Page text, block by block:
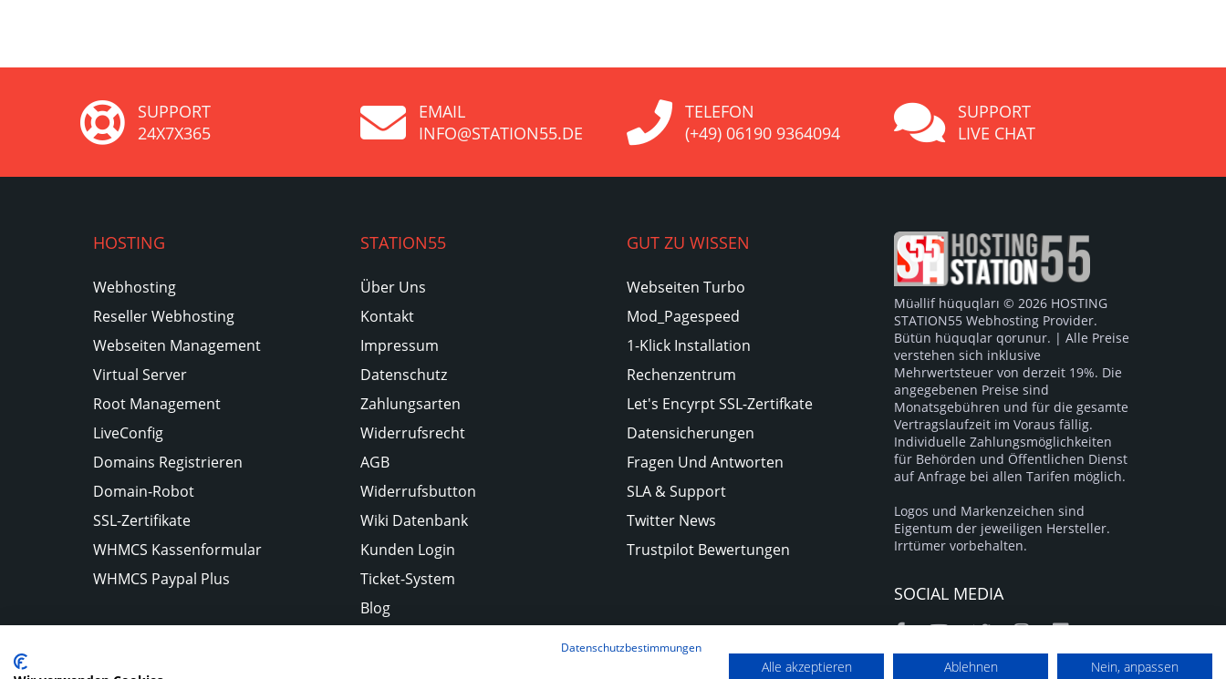
SUPPORT
24X7X365
EMAIL
INFO@STATION55.DE
TELEFON
(+49) 06190 9364094
SUPPORT
LIVE CHAT
HOSTING
Webhosting
Reseller Webhosting
Webseiten Management
Virtual Server
Root Management
LiveConfig
Domains Registrieren
Domain-Robot
SSL-Zertifikate
WHMCS Kassenformular
WHMCS Paypal Plus
STATION55
Über Uns
Kontakt
Impressum
Datenschutz
Zahlungsarten
Widerrufsrecht
AGB
Widerrufsbutton
Wiki Datenbank
Kunden Login
Ticket-System
Blog
GUT ZU WISSEN
Webseiten Turbo
Mod_Pagespeed
1-Klick Installation
Rechenzentrum
Let's Encyrpt SSL-Zertifkate
Datensicherungen
Fragen Und Antworten
SLA & Support
Twitter News
Trustpilot Bewertungen
Müəllif hüquqları © 2026 HOSTING
STATION55 Webhosting Provider.
Bütün hüquqlar qorunur. | Alle Preise
verstehen sich inklusive
Mehrwertsteuer von derzeit 19%. Die
angegebenen Preise sind
Monatsgebühren und für die gesamte
Vertragslaufzeit im Voraus fällig.
Individuelle Zahlungsmöglichkeiten
für Behörden und Öffentlichen Dienst
auf Anfrage bei allen Tarifen möglich.
Logos und Markenzeichen sind
Eigentum der jeweiligen Hersteller.
Irrtümer vorbehalten.
SOCIAL MEDIA
Datenschutzbestimmungen
Alle akzeptieren Ablehnen Nein, anpassen